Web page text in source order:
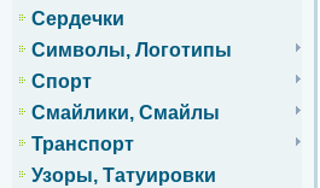
Сердечки
Символы, Логотипы
Спорт
Смайлики, Смайлы
Транспорт
Узоры, Татуировки